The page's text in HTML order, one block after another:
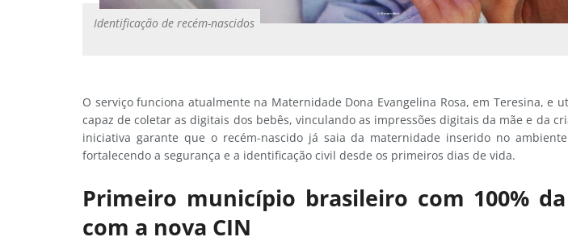
Identificação de recém-nascidos
O serviço funciona atualmente na Maternidade Dona Evangelina Rosa, em Teresina, e
capaz de coletar as digitais dos bebês, vinculando as impressões digitais da mãe e da
iniciativa garante que o recém-nascido já saia da maternidade inserido no
fortalecendo a segurança e a identificação civil desde os primeiros dias de vida.
Primeiro município brasileiro com 100%
com a nova CIN